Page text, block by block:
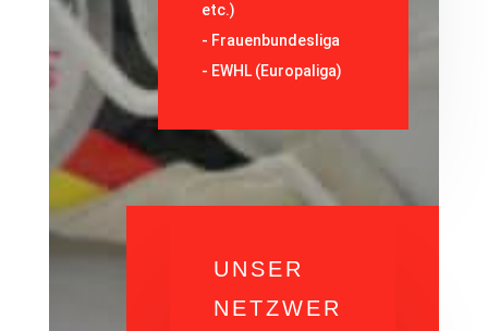
etc.)
- Frauenbundesliga
- EWHL (Europaliga)
UNSER
NETZWER